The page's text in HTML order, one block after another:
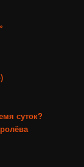
суток?